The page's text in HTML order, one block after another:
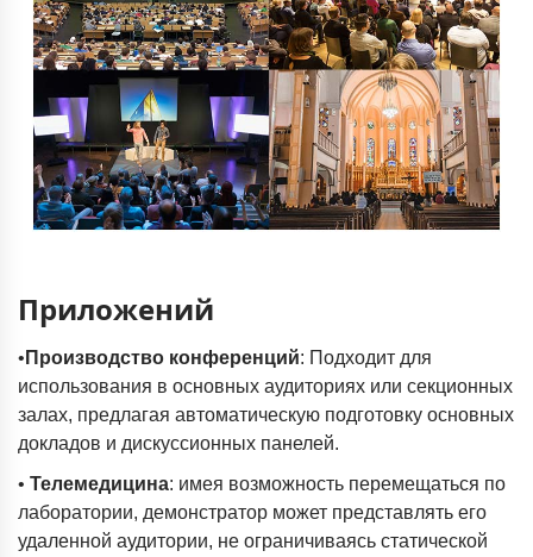
Приложений
• Производство конференций: Подходит для
использования в основных аудиториях или секционных
залах, предлагая автоматическую подготовку основных
докладов и дискуссионных панелей.
• Телемедицина: имея возможность перемещаться по
лаборатории, демонстратор может представлять его
удаленной аудитории, не ограничиваясь статической